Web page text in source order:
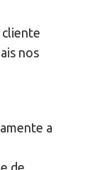
cliente
nos
a